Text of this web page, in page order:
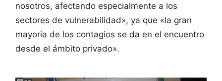
nosotros, afectando especialmente a los
sectores de vulnerabilidad», ya que «la gran
mayoria de los contagios se da en el encuentro
desde el ámbito privado».